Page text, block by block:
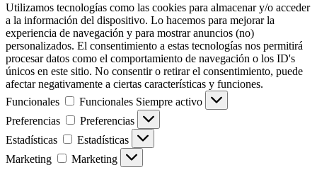
Utilizamos tecnologías como las cookies para almacenar y/o acceder
a la información del dispositivo. Lo hacemos para mejorar la
experiencia de navegación y para mostrar anuncios (no)
personalizados. El consentimiento a estas tecnologías nos permitirá
procesar datos como el comportamiento de navegación o los ID's
únicos en este sitio. No consentir o retirar el consentimiento, puede
afectar negativamente a ciertas características y funciones.
Funcionales
Funcionales Siempre activo
Preferencias
Preferencias
Estadísticas
Estadísticas
Marketing
Marketing